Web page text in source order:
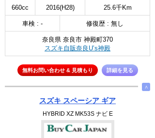
660cc 2016(H28) 25.6千Km
車検 : - 修復歴 : 無し
奈良県 奈良市 神殿町370
スズキ自販奈良U’s神殿
無料お問い合わせ & 見積もり 詳細を見る
∧
スズキ スペーシア ギア
HYBRID XZ MK53S ナビ E